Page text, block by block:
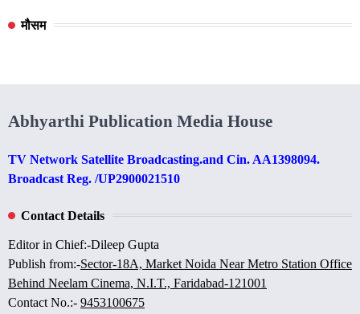
मौसम
Abhyarthi Publication Media House
TV Network Satellite Broadcasting.and Cin. AA1398094.
Broadcast Reg. /UP2900021510
Contact Details
Editor in Chief:-Dileep Gupta
Publish from:-Sector-18A, Market Noida Near Metro Station Office
Behind Neelam Cinema, N.I.T., Faridabad-121001
Contact No.:- 9453100675